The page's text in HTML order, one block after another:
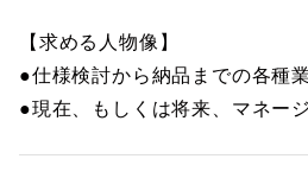
【求める人物像】
●仕様検討から納品までの各種
●現在、もしくは将来、マネー